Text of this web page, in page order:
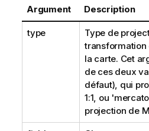
Argument Description
type
Type de
transformation
la carte. Cet
de ces deux
défaut), qui
1:1, ou
projection de